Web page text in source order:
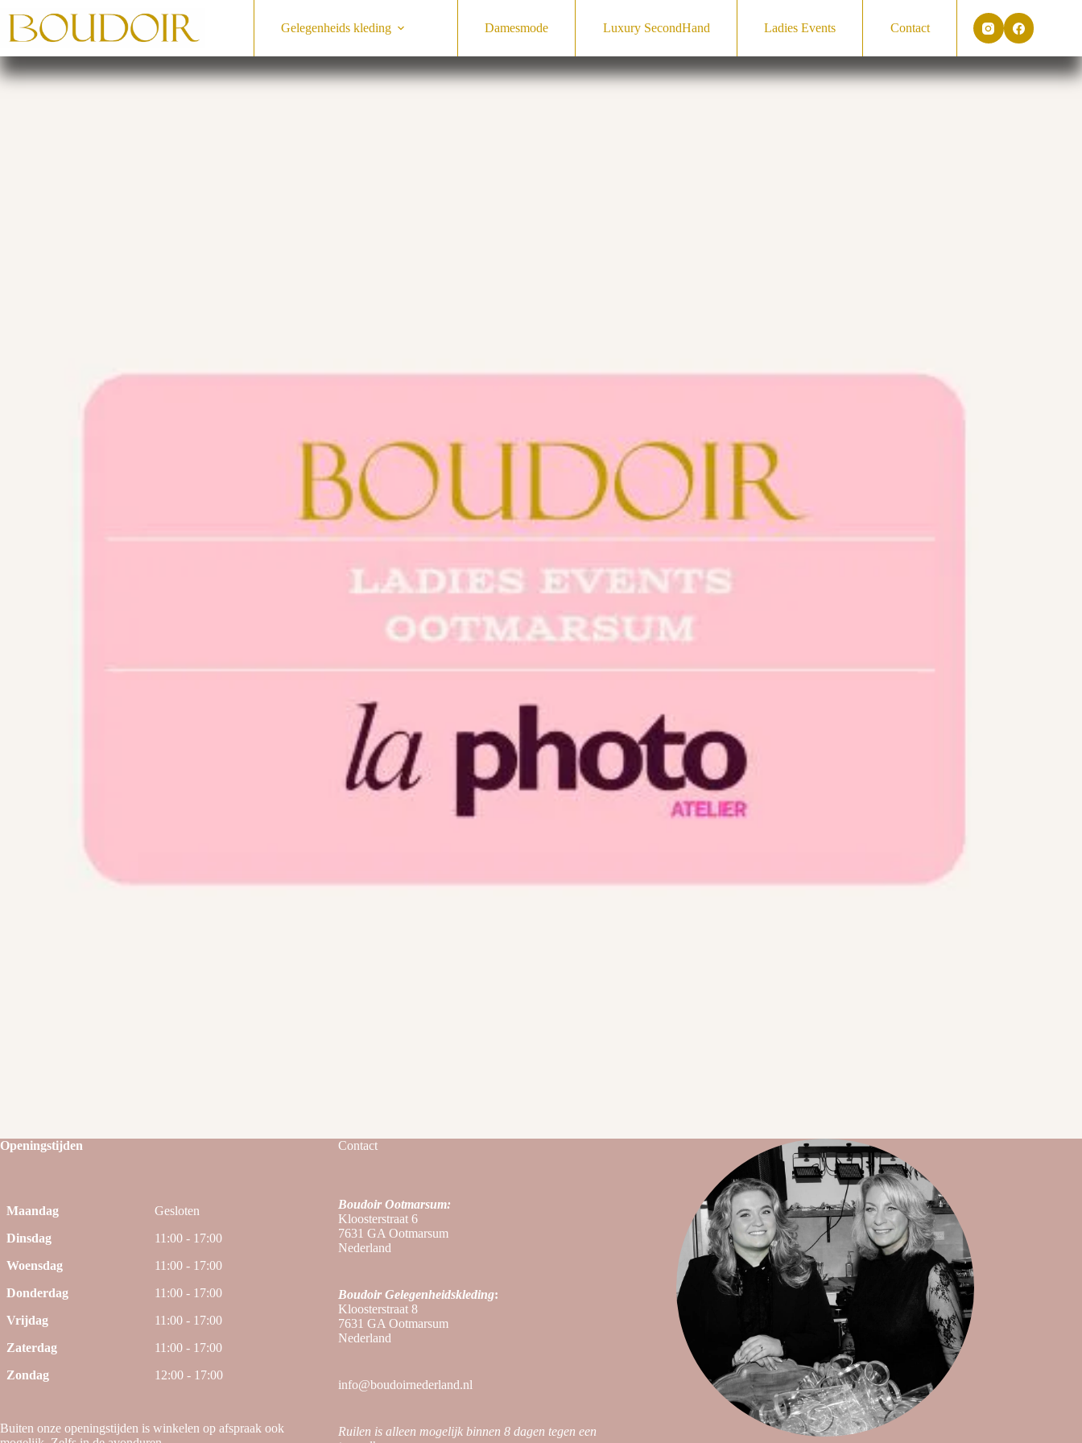
naar
Gelegenheids­ kleding Damesmode Luxury SecondHand Ladies Events Contact
Openingstijden
Maandag
Gesloten
Dinsdag
11:00 - 17:00
Woensdag
11:00 - 17:00
Donderdag
11:00 - 17:00
Vrijdag
11:00 - 17:00
Zaterdag
11:00 - 17:00
Zondag
12:00 - 17:00
Buiten onze openingstijden is winkelen op afspraak ook
Contact
Boudoir Ootmarsum:
Kloosterstraat 6
7631 GA Ootmarsum
Nederland
Boudoir Gelegenheidskleding:
Kloosterstraat 8
7631 GA Ootmarsum
Nederland
info@boudoirnederland.nl
Ruilen is alleen mogelijk binnen 8 dagen tegen een